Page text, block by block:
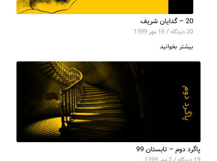
20 – گدایان شریف
20 دیدگاه‌ / 16 مهر 1399
بیشتر بخوانید
پاگرد دوم – تابستان 99